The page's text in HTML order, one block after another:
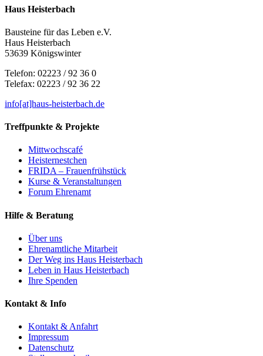
Haus Heisterbach
Bausteine für das Leben e.V.
Haus Heisterbach
53639 Königswinter
Telefon: 02223 / 92 36 0
Telefax: 02223 / 92 36 22
info[at]haus-heisterbach.de
Treffpunkte & Projekte
Mittwochscafé
Heisternestchen
FRIDA – Frauenfrühstück
Kurse & Veranstaltungen
Forum Ehrenamt
Hilfe & Beratung
Über uns
Ehrenamtliche Mitarbeit
Der Weg ins Haus Heisterbach
Leben in Haus Heisterbach
Ihre Spenden
Kontakt & Info
Kontakt & Anfahrt
Impressum
Datenschutz